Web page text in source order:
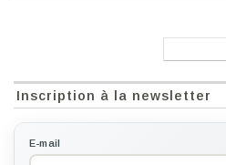
Inscription à la newsletter
E-mail